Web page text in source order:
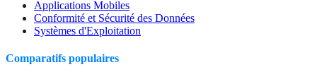
Applications Mobiles
Conformité et Sécurité des Données
Systèmes d'Exploitation
Comparatifs populaires